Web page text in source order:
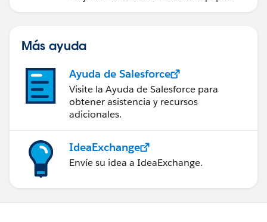
Más ayuda
Ayuda de Salesforce
Visite la Ayuda de Salesforce para
obtener asistencia y recursos
adicionales.
IdeaExchange
Envíe su idea a IdeaExchange.